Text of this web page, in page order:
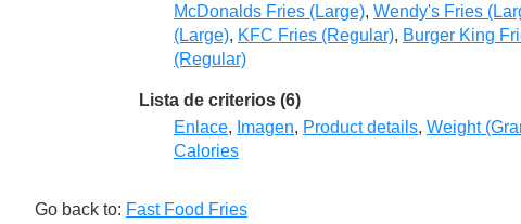
McDonalds Fries (Large), Wendy's Fries
(Large), KFC Fries (Regular), Burger King
(Regular)
Lista de criterios (6)
Enlace, Imagen, Product details, Weight
Calories
Go back to: Fast Food Fries